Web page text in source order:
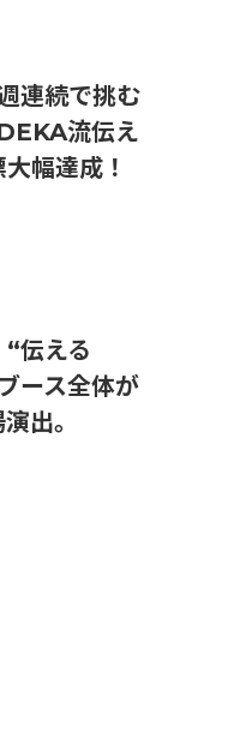
連続で挑む
流伝え
幅達成！
“伝える
ース全体が
出。